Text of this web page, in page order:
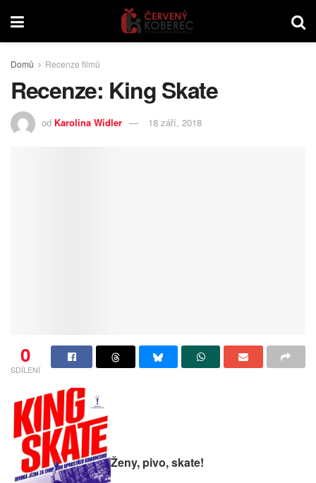
Domů Recenze filmů
Recenze: King Skate
od Karolina Widler 18 září, 2018
0
SDÍLENÍ
Ženy, pivo, skate!